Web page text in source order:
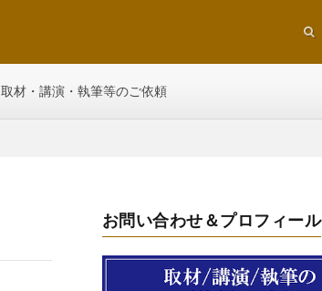
取材・講演・執筆等のご依頼
お問い合わせ＆プロフィール